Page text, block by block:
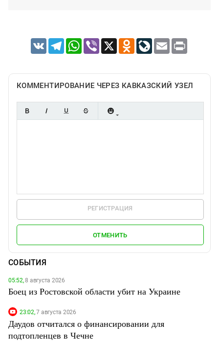
VK TelegramWhatsApp
Viber X Odnoklassniki
LiveJournal
Email Print
КОММЕНТИРОВАНИЕ ЧЕРЕЗ КАВКАЗСКИЙ УЗЕЛ
РЕГИСТРАЦИЯ
ОТМЕНИТЬ
СОБЫТИЯ
05:52,8 августа 2026
Боец из Ростовской области убит на Украине
23:02,7 августа 2026
Даудов отчитался о финансировании для
подтопленцев в Чечне